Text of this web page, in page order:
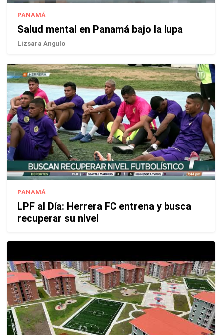
PANAMÁ
Salud mental en Panamá bajo la lupa
Lizsara Angulo
PANAMÁ
LPF al Día: Herrera FC entrena y busca
recuperar su nivel